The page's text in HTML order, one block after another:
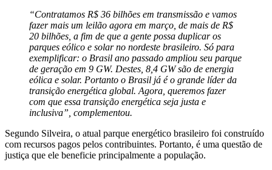
“Contratamos R$ 36 bilhões em transmissão e vamos
fazer mais um leilão agora em março, de mais de R$
20 bilhões, a fim de que a gente possa duplicar os
parques eólico e solar no nordeste brasileiro. Só para
exemplificar: o Brasil ano passado ampliou seu parque
de geração em 9 GW. Destes, 8,4 GW são de energia
eólica e solar. Portanto o Brasil já é o grande líder da
transição energética global. Agora, queremos fazer
com que essa transição energética seja justa e
inclusiva”, complementou.
Segundo Silveira, o atual parque energético brasileiro foi construído
com recursos pagos pelos contribuintes. Portanto, é uma questão de
justiça que ele beneficie principalmente a população.